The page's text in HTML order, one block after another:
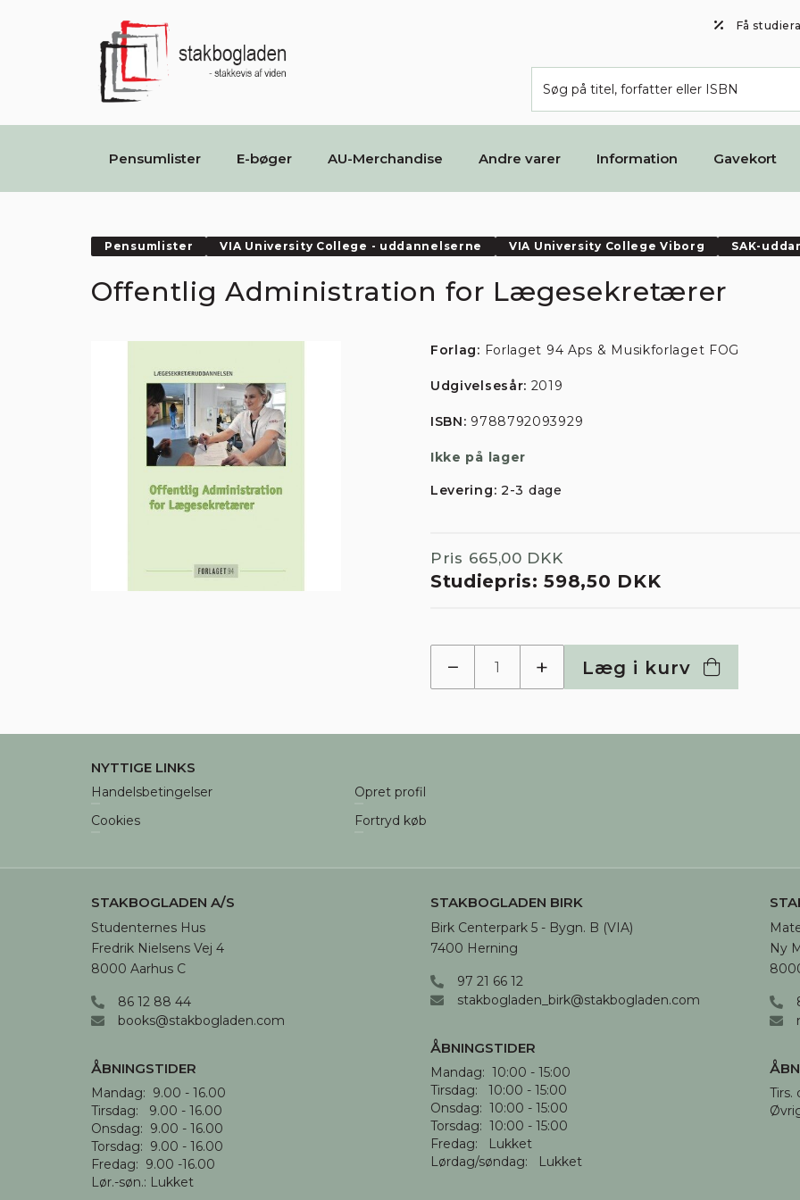
Få
Pensumlister E-bøger AU-Merchandise Andre varer Information Gavekort
Pensumlister VIA University College - uddannelserne VIA University College Viborg SAK-
Offentlig Administration for Lægesekretærer
Forlag: Forlaget 94 Aps & Musikforlaget FOG
Udgivelsesår: 2019
ISBN: 9788792093929
Ikke på lager
Levering: 2-3 dage
Pris 665,00 DKK
Studiepris: 598,50 DKK
− + Læg i kurv
NYTTIGE LINKS
Handelsbetingelser
Cookies
Opret profil
Fortryd køb
STAKBOGLADEN A/S
Studenternes Hus
Fredrik Nielsens Vej 4
8000 Aarhus C
86 12 88 44
books@stakbogladen.com
ÅBNINGSTIDER
Mandag:  9.00 - 16.00
Tirsdag:   9.00 - 16.00
Onsdag:  9.00 - 16.00
Torsdag:  9.00 - 16.00
Fredag:  9.00 -16.00
Lør.-søn.: Lukket
STAKBOGLADEN BIRK
Birk Centerpark 5 - Bygn. B (VIA)
7400 Herning
97 21 66 12
stakbogladen_birk@stakbogladen.com
ÅBNINGSTIDER
Mandag:  10:00 - 15:00
Tirsdag:   10:00 - 15:00
Onsdag:  10:00 - 15:00
Torsdag:  10:00 - 15:00
Fredag:   Lukket
Lørdag/søndag:   Lukket
Ny
Tirs.